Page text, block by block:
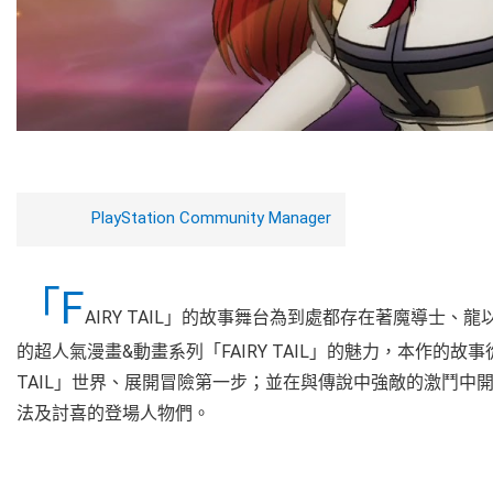
PlayStation Community Manager
「FAIRY TAIL」的故事舞台為到處都存在著魔導士、
的超人氣漫畫&動畫系列「FAIRY TAIL」的魅力，本作的故
TAIL」世界、展開冒險第一步；並在與傳說中強敵的激鬥中
法及討喜的登場人物們。